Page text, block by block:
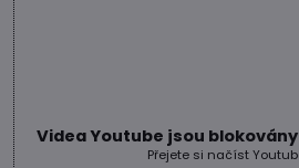
Videa Youtube jsou
Přejete si načíst